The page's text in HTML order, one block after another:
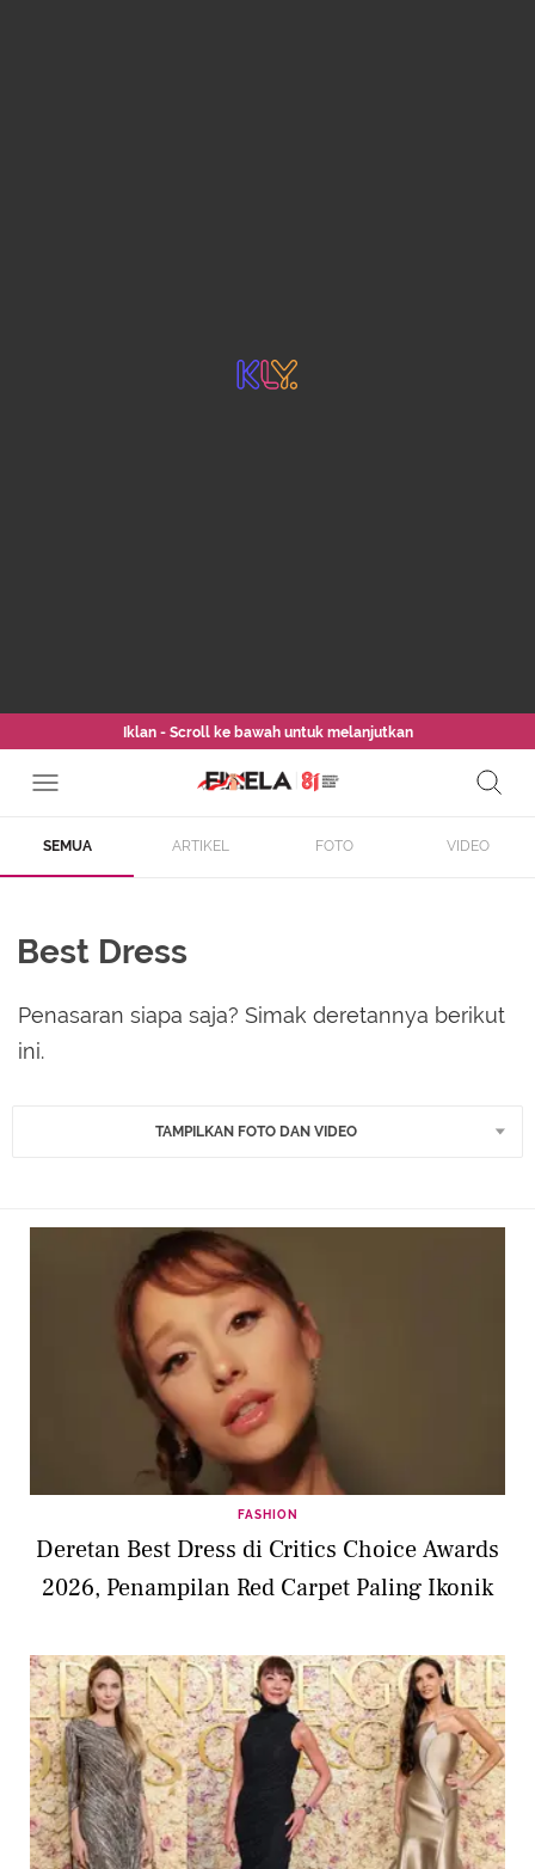
Iklan - Scroll ke bawah untuk melanjutkan
SEMUA ARTIKEL FOTO VIDEO
Best Dress
Penasaran siapa saja? Simak deretannya berikut
ini.
TAMPILKAN FOTO DAN VIDEO
FASHION
Deretan Best Dress di Critics Choice Awards
2026, Penampilan Red Carpet Paling Ikonik